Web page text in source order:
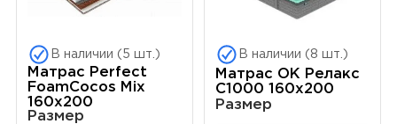
В наличии (5 шт.)
Матрас Perfect
FoamCocos Mix
160х200
Размер
В наличии (8 шт.)
Матрас ОК Релакс
С1000 160х200
Размер